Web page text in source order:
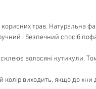
трав. Натуральна
і безпечний спосіб
волосяні кутикули.
виходить, якщо до хни